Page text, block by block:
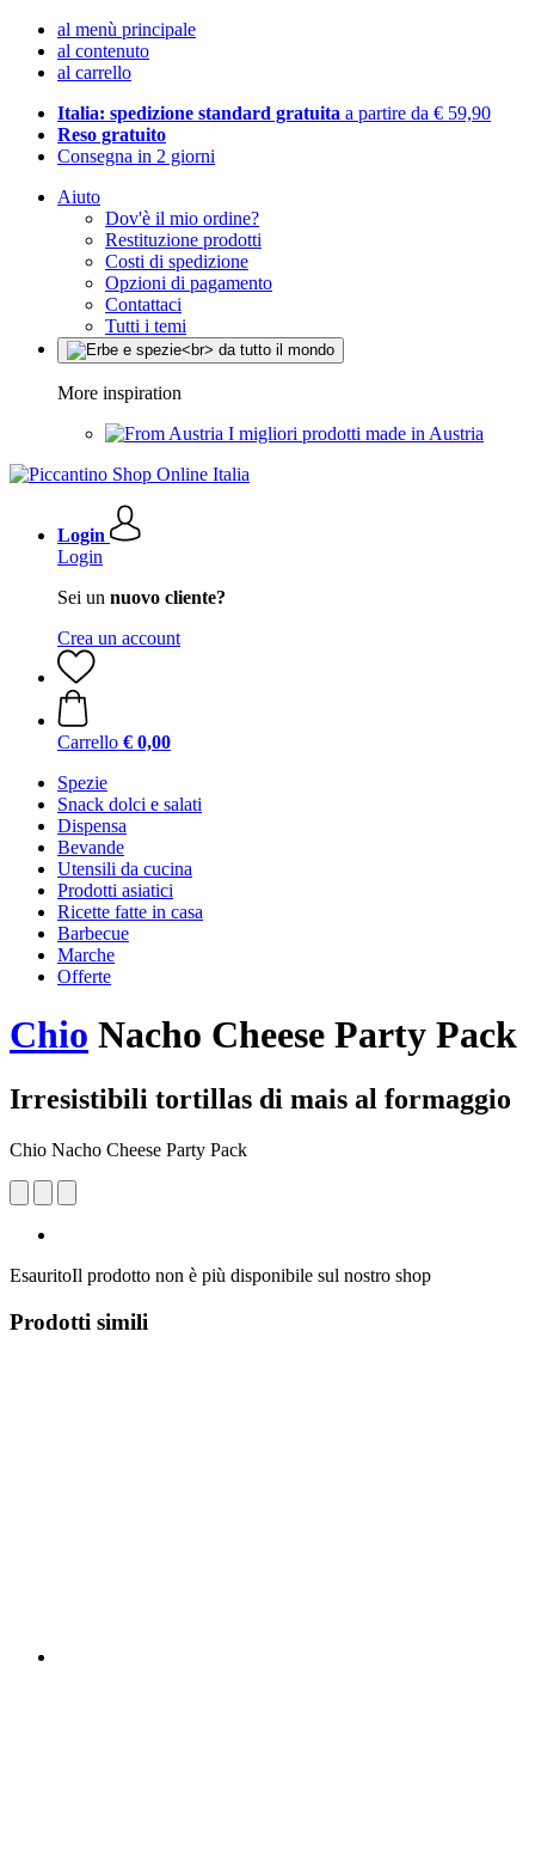
al menù principale
al contenuto
al carrello
Italia: spedizione standard gratuita a partire da € 59,90
Reso gratuito
Consegna in 2 giorni
Aiuto
Dov'è il mio ordine?
Restituzione prodotti
Costi di spedizione
Opzioni di pagamento
Contattaci
Tutti i temi
More inspiration
I migliori prodotti made in Austria
Login
Login
Sei un nuovo cliente?
Crea un account
Carrello € 0,00
Spezie
Snack dolci e salati
Dispensa
Bevande
Utensili da cucina
Prodotti asiatici
Ricette fatte in casa
Barbecue
Marche
Offerte
Chio Nacho Cheese Party Pack
Irresistibili tortillas di mais al formaggio
Chio Nacho Cheese Party Pack
EsauritoIl prodotto non è più disponibile sul nostro shop
Prodotti simili